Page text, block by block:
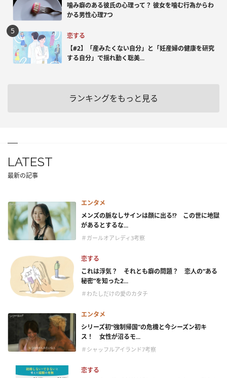
噛み癖のある彼氏の心理って？ 彼女を噛む行為からわ
かる男性心理7つ
恋する
【#2】「産みたくない自分」と「妊産婦の健康を研究
する自分」で揺れ動く聡美...
ランキングをもっと見る
LATEST
最新の記事
エンタメ
メンズの脈なしサインは顔に出る!? この世に地獄
があるとするな...
＃ガールオアレディ3考察
恋する
これは浮気？ それとも癖の問題？ 恋人の“ある
秘密”を知った2...
＃わたしだけの愛のカタチ
エンタメ
シリーズ初“強制帰国”の危機と今シーズン初キ
ス！ 女性が沼るモ...
＃シャッフルアイランド7考察
恋する